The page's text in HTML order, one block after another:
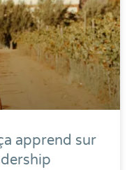
apprend sur